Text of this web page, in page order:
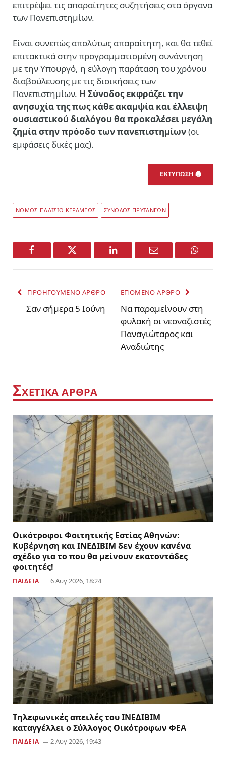
επιτρέψει τις απαραίτητες συζητήσεις στα όργανα
των Πανεπιστημίων.
Είναι συνεπώς απολύτως απαραίτητη, και θα τεθεί
επιτακτικά στην προγραμματισμένη συνάντηση
με την Υπουργό, η εύλογη παράταση του χρόνου
διαβούλευσης με τις διοικήσεις των
Πανεπιστημίων. Η Σύνοδος εκφράζει την
ανησυχία της πως κάθε ακαμψία και έλλειψη
ουσιαστικού διαλόγου θα προκαλέσει μεγάλη
ζημία στην πρόοδο των πανεπιστημίων(οι
εμφάσεις δικές μας).
ΕΚΤΥΠΩΣΗ 🖨
ΝΟΜΟΣ-ΠΛΑΙΣΙΟ ΚΕΡΑΜΕΩΣ ΣΥΝΟΔΟΣ ΠΡΥΤΑΝΕΩΝ
Facebook Twitter LinkedIn Email
ΠΡΟΗΓΟΥΜΕΝΟ ΑΡΘΡΟ
Σαν σήμερα 5 Ιούνη
ΕΠΟΜΕΝΟ ΑΡΘΡΟ
Να παραμείνουν στη
φυλακή οι νεοναζιστές
Παναγιώταρος και
Αναδιώτης
ΣΧΕΤΙΚΑ ΑΡΘΡΑ
Οικότροφοι Φοιτητικής Εστίας Αθηνών:
Κυβέρνηση και ΙΝΕΔΙΒΙΜ δεν έχουν κανένα
σχέδιο για το που θα μείνουν εκατοντάδες
φοιτητές!
ΠΑΙΔΕΙΑ 6 Αυγ 2026, 18:24
Tηλεφωνικές απειλές του ΙΝΕΔΙΒΙΜ
καταγγέλλει ο Σύλλογος Οικότροφων ΦΕΑ
ΠΑΙΔΕΙΑ 2 Αυγ 2026, 19:43